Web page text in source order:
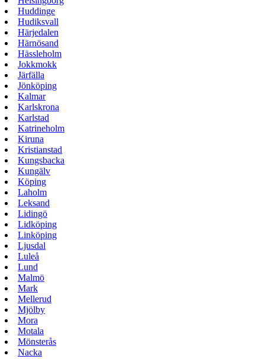
Huddinge
Hudiksvall
Härjedalen
Härnösand
Hässleholm
Jokkmokk
Järfälla
Jönköping
Kalmar
Karlskrona
Karlstad
Katrineholm
Kiruna
Kristianstad
Kungsbacka
Kungälv
Köping
Laholm
Leksand
Lidingö
Lidköping
Linköping
Ljusdal
Luleå
Lund
Malmö
Mark
Mellerud
Mjölby
Mora
Motala
Mönsterås
Nacka